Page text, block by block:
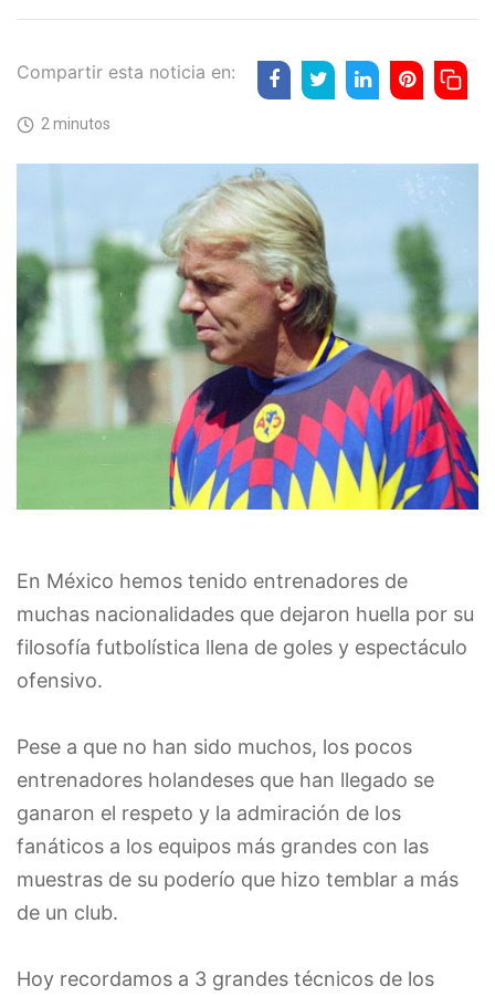
Compartir esta noticia en:
2 minutos
En México hemos tenido entrenadores de
muchas nacionalidades que dejaron huella por su
filosofía futbolística llena de goles y espectáculo
ofensivo.
Pese a que no han sido muchos, los pocos
entrenadores holandeses que han llegado se
ganaron el respeto y la admiración de los
fanáticos a los equipos más grandes con las
muestras de su poderío que hizo temblar a más
de un club.
Hoy recordamos a 3 grandes técnicos de los